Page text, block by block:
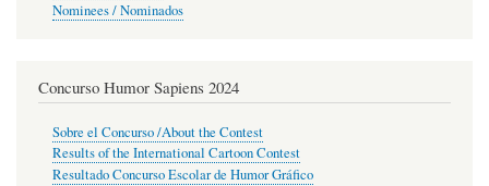
Nominees / Nominados
Concurso Humor Sapiens 2024
Sobre el Concurso /About the Contest
Results of the International Cartoon Contest
Resultado Concurso Escolar de Humor Gráfico